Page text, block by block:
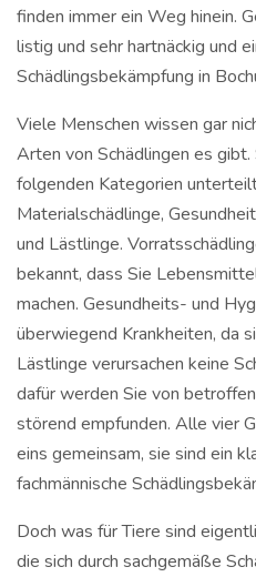
finden immer ein Weg hinein.
listig und sehr hartnäckig und
Schädlingsbekämpfung in
Viele Menschen wissen gar
Arten von Schädlingen es
folgenden Kategorien
Materialschädlinge,
und Lästlinge.
bekannt, dass Sie
machen. Gesundheits- und
überwiegend Krankheiten, da
Lästlinge verursachen keine
dafür werden Sie von
störend empfunden. Alle vier
eins gemeinsam, sie sind ein
fachmännische
Doch was für Tiere sind
die sich durch sachgemäße